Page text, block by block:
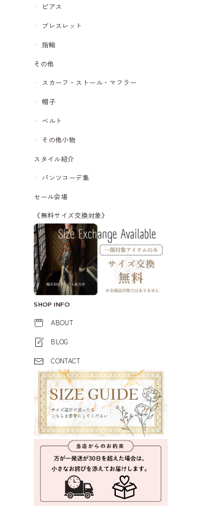
ピアス
ブレスレット
指輪
その他
スカーフ・ストール・マフラー
帽子
ベルト
その他小物
スタイル紹介
パンツコーデ集
セール会場
《無料サイズ交換対象》
SHOP INFO
ABOUT
BLOG
CONTACT